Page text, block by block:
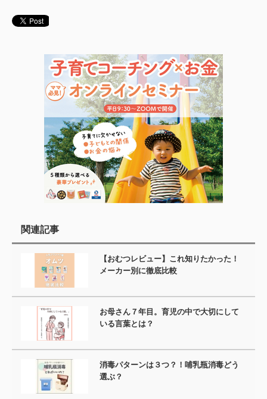
関連記事
【おむつレビュー】これ知りたかった！
メーカー別に徹底比較
お母さん７年目。育児の中で大切にして
いる言葉とは？
消毒パターンは３つ？！哺乳瓶消毒どう
選ぶ？